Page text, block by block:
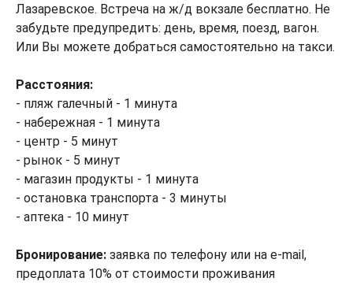
Лазаревское. Встреча на ж/д вокзале бесплатно. Не
забудьте предупредить: день, время, поезд, вагон.
Или Вы можете добраться самостоятельно на такси.
Расстояния:
- пляж галечный - 1 минута
- набережная - 1 минута
- центр - 5 минут
- рынок - 5 минут
- магазин продукты - 1 минута
- остановка транспорта - 3 минуты
- аптека - 10 минут
Бронирование: заявка по телефону или на e-mail,
предоплата 10% от стоимости проживания